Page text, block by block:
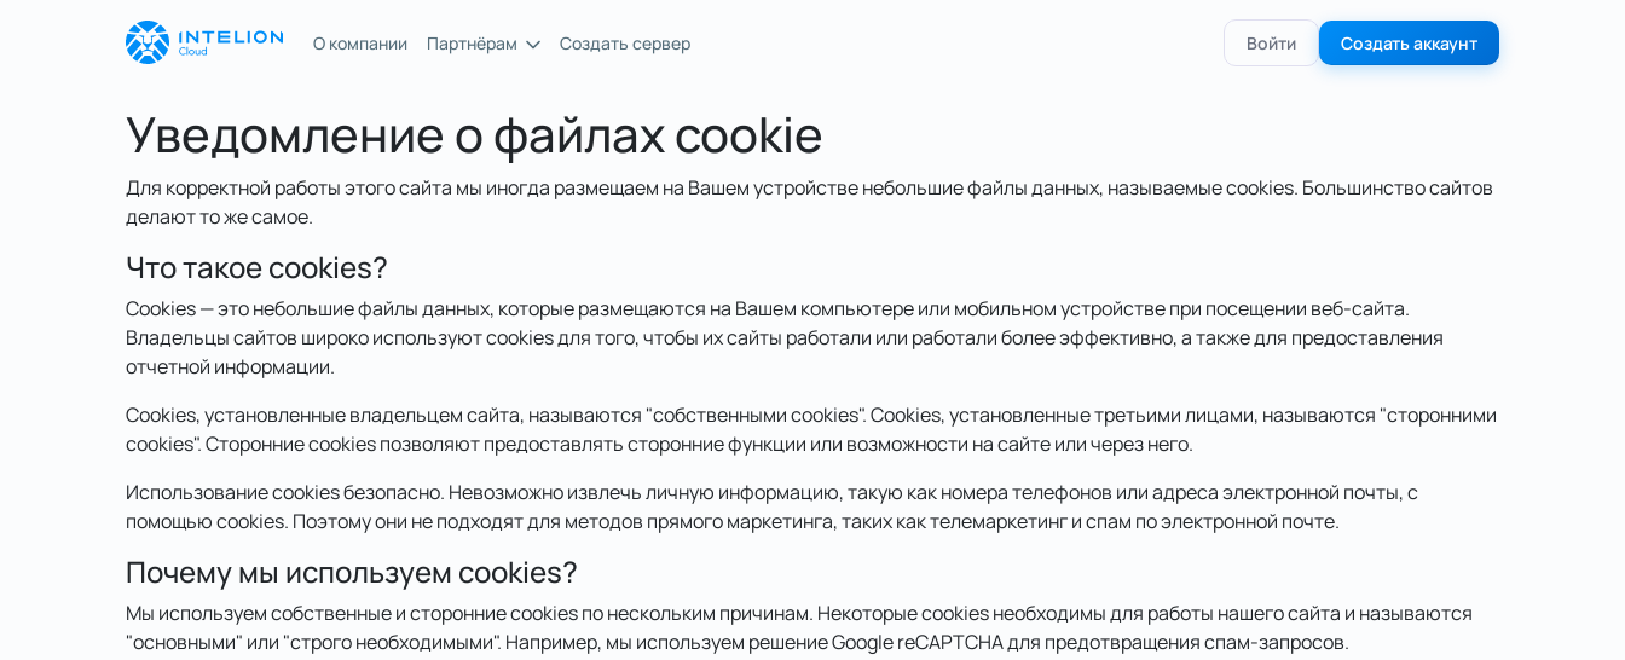
О компании Партнёрам Создать сервер Войти Создать аккаунт
Уведомление о файлах cookie
Для корректной работы этого сайта мы иногда размещаем на Вашем устройстве небольшие файлы данных, называемые cookies. Большинство сайтов
делают то же самое.
Что такое cookies?
Cookies — это небольшие файлы данных, которые размещаются на Вашем компьютере или мобильном устройстве при посещении веб-сайта.
Владельцы сайтов широко используют cookies для того, чтобы их сайты работали или работали более эффективно, а также для предоставления
отчетной информации.
Cookies, установленные владельцем сайта, называются "собственными cookies". Cookies, установленные третьими лицами, называются "сторонними
cookies". Сторонние cookies позволяют предоставлять сторонние функции или возможности на сайте или через него.
Использование cookies безопасно. Невозможно извлечь личную информацию, такую как номера телефонов или адреса электронной почты, с
помощью cookies. Поэтому они не подходят для методов прямого маркетинга, таких как телемаркетинг и спам по электронной почте.
Почему мы используем cookies?
Мы используем собственные и сторонние cookies по нескольким причинам. Некоторые cookies необходимы для работы нашего сайта и называются
"основными" или "строго необходимыми". Например, мы используем решение Google reCAPTCHA для предотвращения спам-запросов.